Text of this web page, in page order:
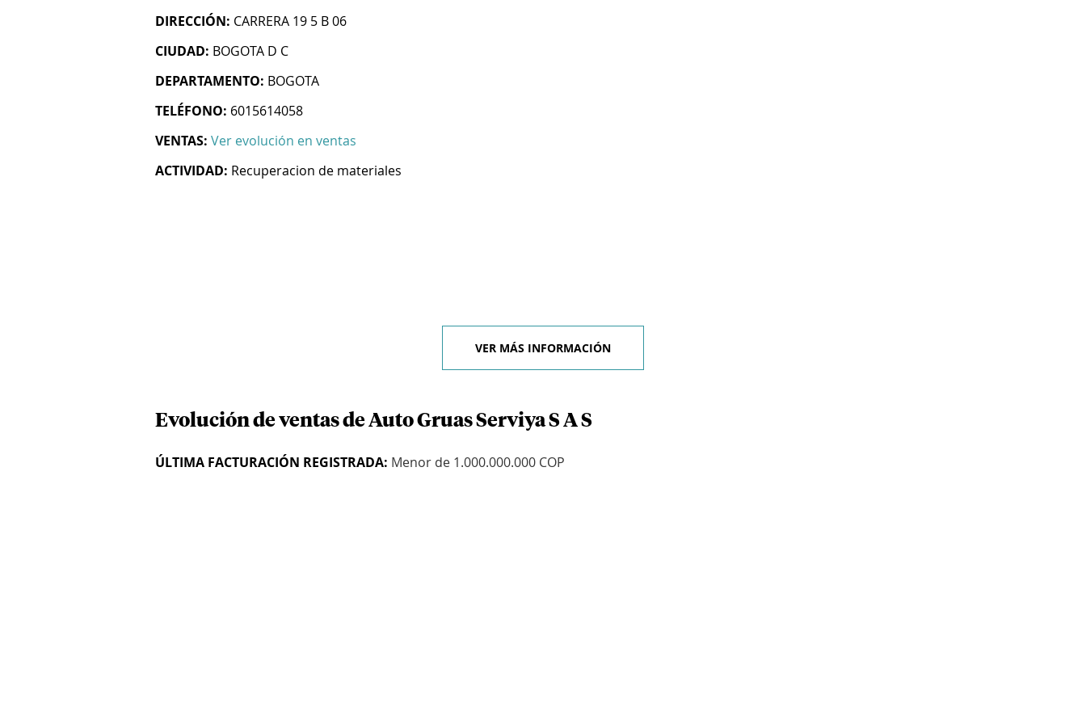
DIRECCIÓN: CARRERA 19 5 B 06
CIUDAD: BOGOTA D C
DEPARTAMENTO: BOGOTA
TELÉFONO: 6015614058
VENTAS: Ver evolución en ventas
ACTIVIDAD: Recuperacion de materiales
VER MÁS INFORMACIÓN
Evolución de ventas de Auto Gruas Serviya S A S
ÚLTIMA FACTURACIÓN REGISTRADA: Menor de 1.000.000.000 COP